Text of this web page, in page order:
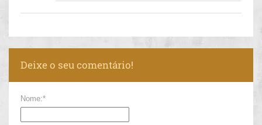
Deixe o seu comentário!
Nome:*